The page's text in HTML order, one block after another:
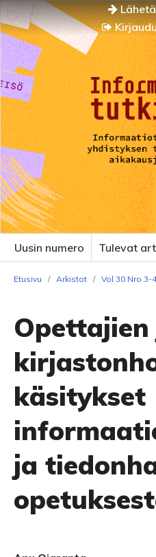
Uusin numero Tulevat
Etusivu / Arkistot / Vol 30 Nro 3-
Opettajien
käsitykset
ja